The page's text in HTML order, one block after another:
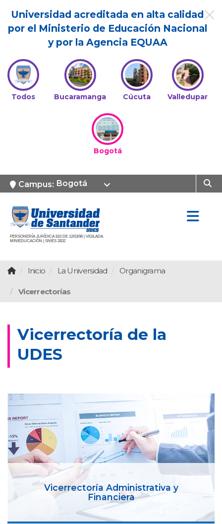
Universidad acreditada en alta calidad
por el Ministerio de Educación Nacional
y por la Agencia EQUAA
Todos Bucaramanga Cúcuta Valledupar
Bogotá
Campus: Bogotá
PERSONERÍA JURÍDICA 810 DE 12/03/96 | VIGILADA
MINIEDUCACIÓN | SNIES 2832
Inicio La Universidad Organigrama
Vicerrectorías
Vicerrectoría de la
UDES
Vicerrectoría Administrativa y
Financiera